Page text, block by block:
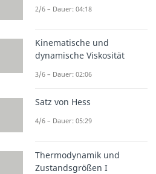
2/6 – Dauer: 04:18
Kinematische und
dynamische Viskosität
3/6 – Dauer: 02:06
Satz von Hess
4/6 – Dauer: 05:29
Thermodynamik und
Zustandsgrößen I